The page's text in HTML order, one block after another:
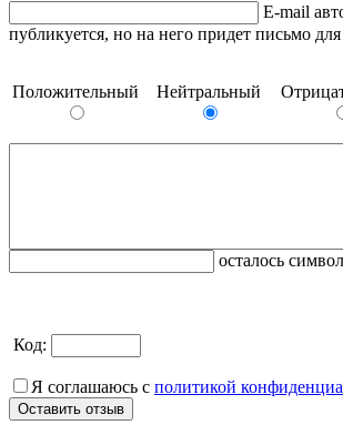
E-mail
публикуется, но на него придет письмо
Положительный Нейтральный
осталось
Код:
Я соглашаюсь с политикой